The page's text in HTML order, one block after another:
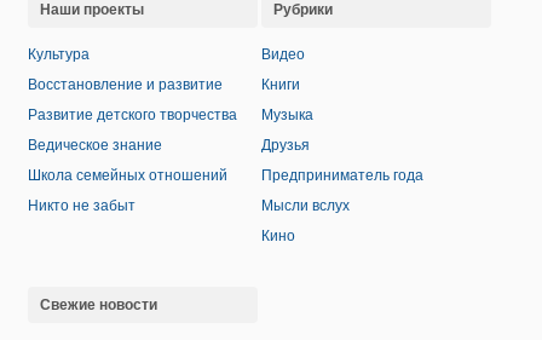
Наши проекты
Культура
Восстановление и развитие
Развитие детского творчества
Ведическое знание
Школа семейных отношений
Никто не забыт
Рубрики
Видео
Книги
Музыка
Друзья
Предприниматель года
Мысли вслух
Кино
Свежие новости